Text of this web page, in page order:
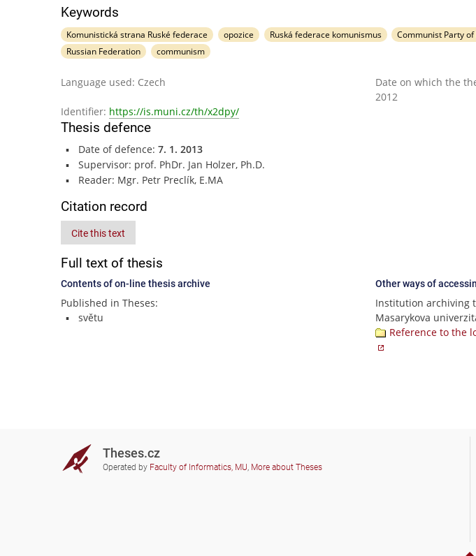
Keywords
Komunistická strana Ruské federace opozice Ruská federace komunismus Communist Party
Russian Federation
communism
Language used: Czech
Date on which the
2012
Identifier: https://is.muni.cz/th/x2dpy/
Thesis defence
Date of defence: 7. 1. 2013
Supervisor: prof. PhDr. Jan Holzer, Ph.D.
Reader: Mgr. Petr Preclík, E.MA
Citation record
Cite this text
Full text of thesis
Contents of on-line thesis archive
Published in Theses:
světu
Other ways of
Institution archiving
Masarykova
Reference to the
Theses.cz
Operated by Faculty of Informatics, MU, More about Theses